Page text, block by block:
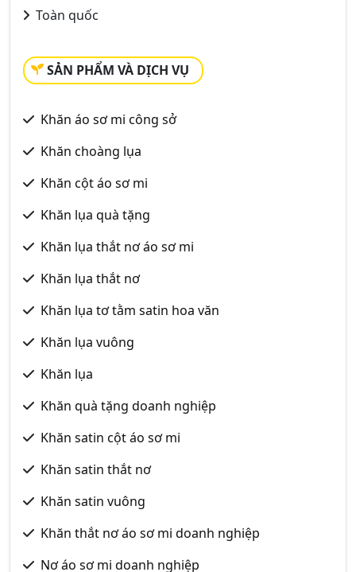
Toàn quốc
SẢN PHẨM VÀ DỊCH VỤ
Khăn áo sơ mi công sở
Khăn choàng lụa
Khăn cột áo sơ mi
Khăn lụa quà tặng
Khăn lụa thắt nơ áo sơ mi
Khăn lụa thắt nơ
Khăn lụa tơ tằm satin hoa văn
Khăn lụa vuông
Khăn lụa
Khăn quà tặng doanh nghiệp
Khăn satin cột áo sơ mi
Khăn satin thắt nơ
Khăn satin vuông
Khăn thắt nơ áo sơ mi doanh nghiệp
Nơ áo sơ mi doanh nghiệp